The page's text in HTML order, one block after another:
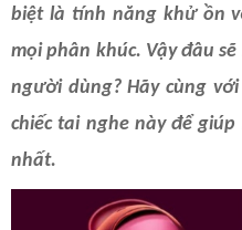
biệt là tính năng khử ồn
mọi phân khúc. Vậy đâu
người dùng? Hãy cùng
chiếc tai nghe này để
nhất.